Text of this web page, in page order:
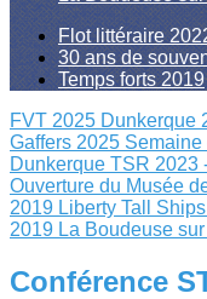
Flot littéraire
30 ans de
Temps forts 2019
FVT 2025 Dunkerque
Gaffers 2025 Semaine
Dunkerque TSR 2023
Ouverture du Musée
2019 Liberty Tall
2019 La Boudeuse
Conférence